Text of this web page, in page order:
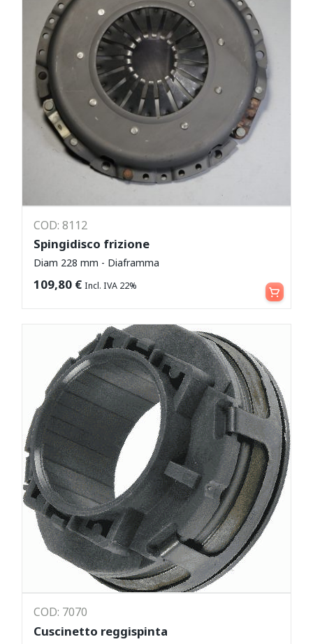
COD: 8112
Spingidisco frizione
Diam 228 mm - Diaframma
109,80 € Incl. IVA 22% Aggiungi al carrello
COD: 7070
Cuscinetto reggispinta